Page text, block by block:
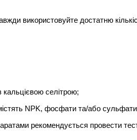
використовуйте достатню
селітрою;
NPK, фосфати та/або
рекомендується провести